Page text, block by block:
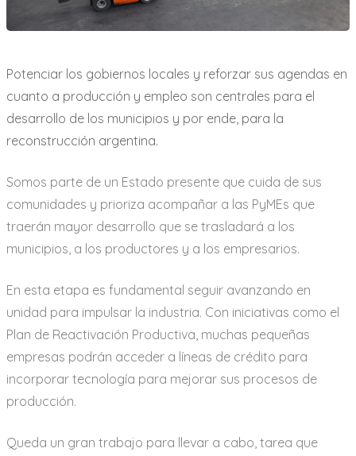
r
o
Potenciar los gobiernos locales y reforzar sus agendas en
cuanto a producción y empleo son centrales para el
desarrollo de los municipios y por ende, para la
reconstrucción argentina.
Somos parte de un Estado presente que cuida de sus
comunidades y prioriza acompañar a las PyMEs que
traerán mayor desarrollo que se trasladará a los
municipios, a los productores y a los empresarios.
En esta etapa es fundamental seguir avanzando en
unidad para impulsar la industria. Con iniciativas como el
Plan de Reactivación Productiva, muchas pequeñas
empresas podrán acceder a líneas de crédito para
incorporar tecnología para mejorar sus procesos de
producción.
Queda un gran trabajo para llevar a cabo, tarea que